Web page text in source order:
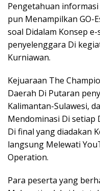
Pengetahuan informasi
pun Menampilkan GO-
soal Didalam Konsep
penyelenggara Di
Kurniawan.
Kejuaraan The
Daerah Di Putaran
Kalimantan-Sulawesi,
Mendominasi Di setiap
Di final yang diadakan
langsung Melewati
Operation.
Para peserta yang